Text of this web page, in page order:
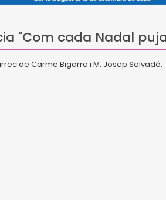
"Com cada Nadal
de Carme Bigorra i M. Josep Salvadó.